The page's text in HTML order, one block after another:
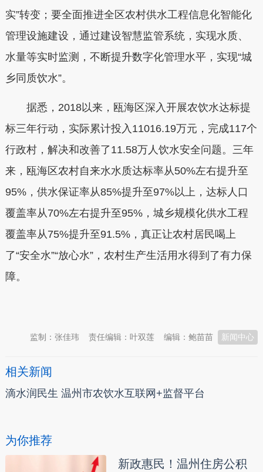
实”转变；要全面推进全区农村供水工程信息化智能化
管理设施建设，通过建设智慧监管系统，实现水质、
水量等实时监测，不断提升数字化管理水平，实现“城
乡同质饮水”。
据悉，2018以来，瓯海区深入开展农饮水达标提
标三年行动，实际累计投入11016.19万元，完成117个
行政村，解决和改善了11.58万人饮水安全问题。三年
来，瓯海区农村自来水水质达标率从50%左右提升至
95%，供水保证率从85%提升至97%以上，达标人口
覆盖率从70%左右提升至95%，城乡规模化供水工程
覆盖率从75%提升至91.5%，真正让农村居民喝上
了“安全水”“放心水”，农村生产生活用水得到了有力保
障。
新闻中心
编辑：鲍苗苗
责任编辑：叶双莲
监制：张佳玮
相关新闻
滴水润民生 温州市农饮水互联网+监督平台
为你推荐
新政惠民！温州住房公积